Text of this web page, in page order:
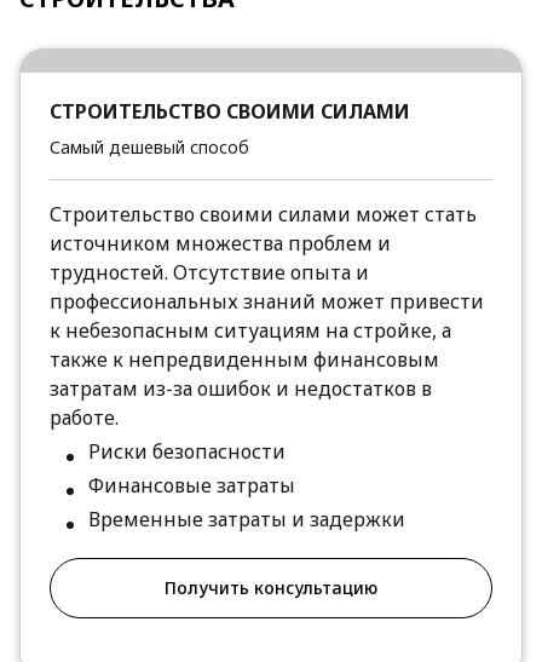
СТРОИТЕЛЬСТВО СВОИМИ СИЛАМИ
Самый дешевый способ
Строительство своими силами может стать
источником множества проблем и
трудностей. Отсутствие опыта и
профессиональных знаний может привести
к небезопасным ситуациям на стройке, а
также к непредвиденным финансовым
затратам из-за ошибок и недостатков в
работе.
Риски безопасности
Финансовые затраты
Временные затраты и задержки
Получить консультацию